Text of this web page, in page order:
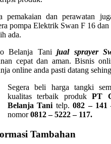
pemakaian dan perawatan
pompa Elektrik Swan F 16
ada.
Belanja Tani
jual sprayer
cepat dan aman. Bisnis
online anda pasti datang
Segera beli harga tangki
kualitas terbaik produkPT
Belanja Tani telp.082 – 141
nomor0812 – 5222 – 117.
Tambahan